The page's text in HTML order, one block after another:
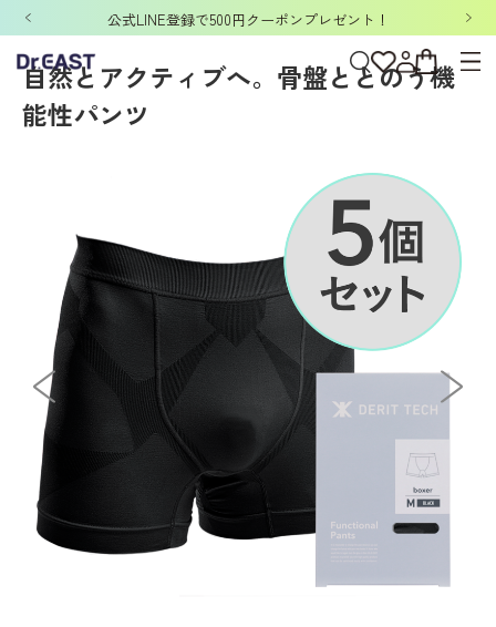
「洗濯ネット&ポーチ」ノベルティキャンペーン開催中！
ホーム DERIT TECH >DERIT TECHメンズ >セット >DERIT TECH（デリット
自然とアクティブへ。骨盤ととのう機
能性パンツ